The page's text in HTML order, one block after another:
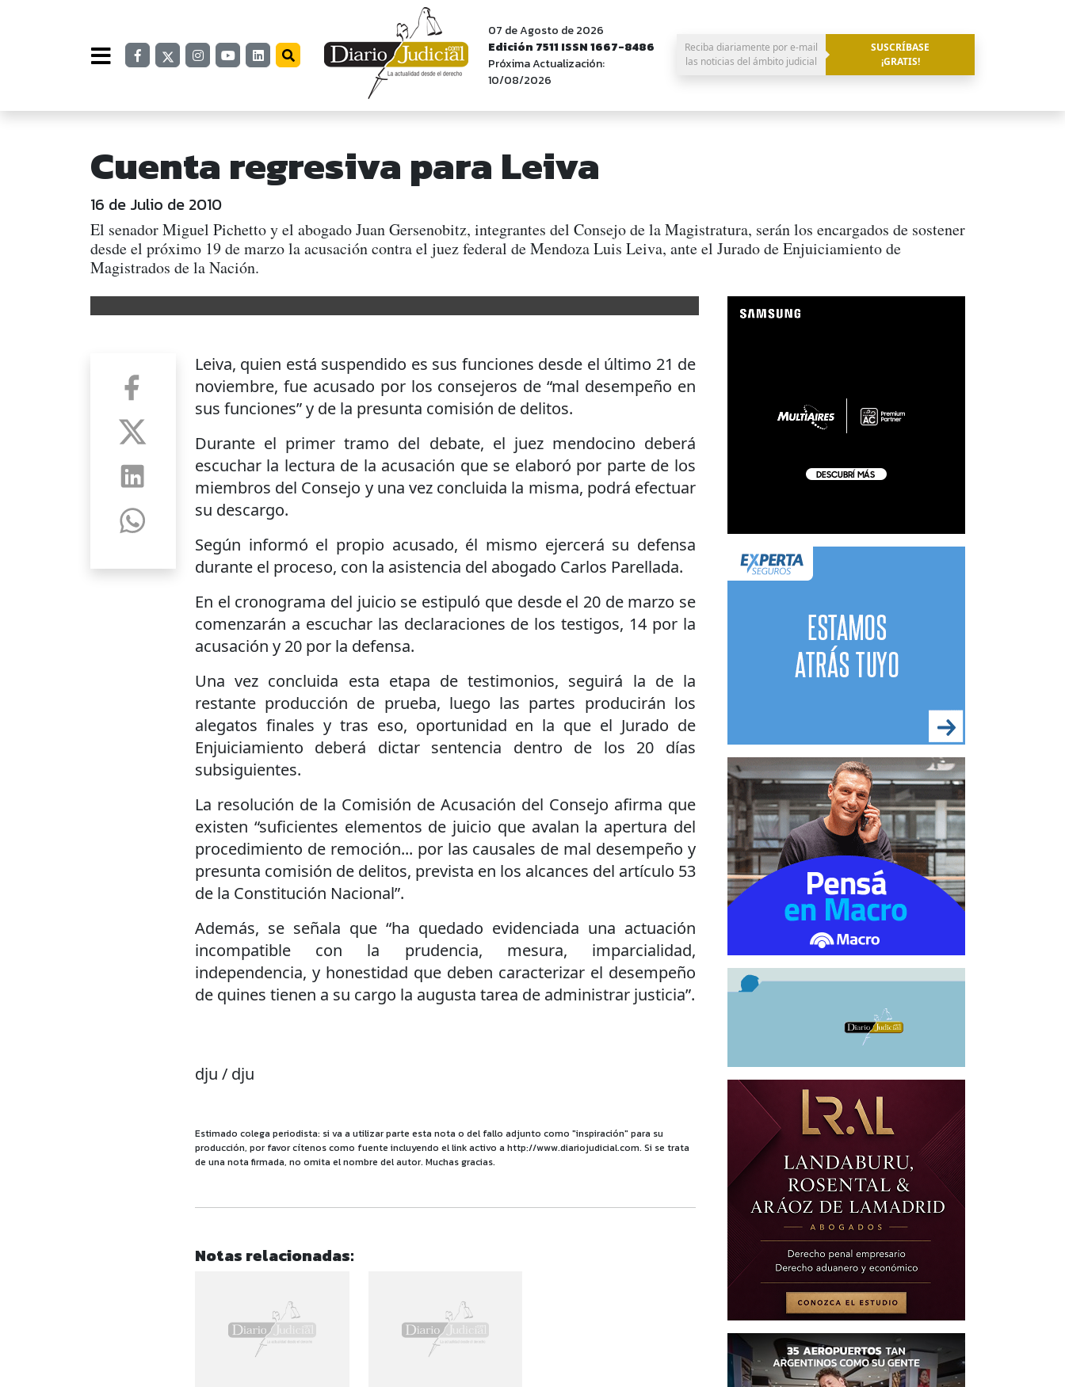
07 de Agosto de 2026
Edición 7511 ISSN 1667-8486
Próxima Actualización:
10/08/2026
Reciba diariamente por e-mail
las noticias del ámbito judicial
SUSCRÍBASE
¡GRATIS!
Cuenta regresiva para Leiva
16 de Julio de 2010
El senador Miguel Pichetto y el abogado Juan Gersenobitz, integrantes del Consejo de la Magistratura, serán los encargados de sostener
desde el próximo 19 de marzo la acusación contra el juez federal de Mendoza Luis Leiva, ante el Jurado de Enjuiciamiento de
Magistrados de la Nación.
Leiva, quien está suspendido es sus funciones desde el último 21 de
noviembre, fue acusado por los consejeros de “mal desempeño en
sus funciones” y de la presunta comisión de delitos.
Durante el primer tramo del debate, el juez mendocino deberá
escuchar la lectura de la acusación que se elaboró por parte de los
miembros del Consejo y una vez concluida la misma, podrá efectuar
su descargo.
Según informó el propio acusado, él mismo ejercerá su defensa
durante el proceso, con la asistencia del abogado Carlos Parellada.
En el cronograma del juicio se estipuló que desde el 20 de marzo se
comenzarán a escuchar las declaraciones de los testigos, 14 por la
acusación y 20 por la defensa.
Una vez concluida esta etapa de testimonios, seguirá la de la
restante producción de prueba, luego las partes producirán los
alegatos finales y tras eso, oportunidad en la que el Jurado de
Enjuiciamiento deberá dictar sentencia dentro de los 20 días
subsiguientes.
La resolución de la Comisión de Acusación del Consejo afirma que
existen “suficientes elementos de juicio que avalan la apertura del
procedimiento de remoción... por las causales de mal desempeño y
presunta comisión de delitos, prevista en los alcances del artículo 53
de la Constitución Nacional”.
Además, se señala que “ha quedado evidenciada una actuación
incompatible con la prudencia, mesura, imparcialidad,
independencia, y honestidad que deben caracterizar el desempeño
de quines tienen a su cargo la augusta tarea de administrar justicia”.
dju / dju
Estimado colega periodista: si va a utilizar parte esta nota o del fallo adjunto como "inspiración" para su
producción, por favor cítenos como fuente incluyendo el link activo a http://www.diariojudicial.com. Si se trata
de una nota firmada, no omita el nombre del autor. Muchas gracias.
Notas relacionadas: